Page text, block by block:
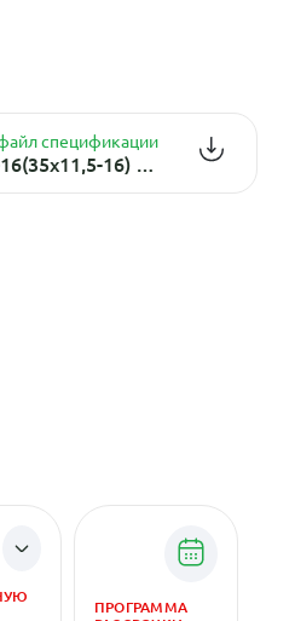
спецификации
290/85-16(35x11,5-16) 120N ET500 TL
ПРОГРАММА